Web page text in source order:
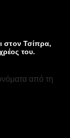
στον Τσίπρα,
του.